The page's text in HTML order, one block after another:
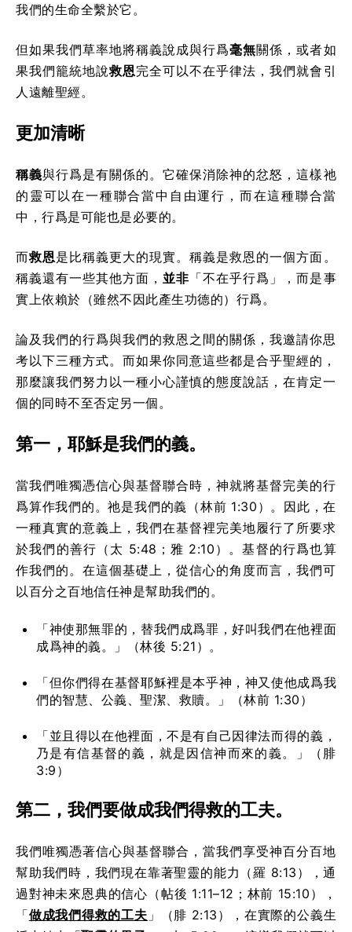
我們的生命全繫於它。
但如果我們草率地將稱義說成與行爲毫無關係，或者如
果我們籠統地說救恩完全可以不在乎律法，我們就會引
人遠離聖經。
更加清晰
稱義與行爲是有關係的。它確保消除神的忿怒，這樣祂
的靈可以在一種聯合當中自由運行，而在這種聯合當
中，行爲是可能也是必要的。
而救恩是比稱義更大的現實。稱義是救恩的一個方面。
稱義還有一些其他方面， 並非 「不在乎行爲」，而是事
實上依賴於（雖然不因此產生功德的）行爲。
論及我們的行爲與我們的救恩之間的關係，我邀請你思
考以下三種方式。而如果你同意這些都是合乎聖經的，
那麼讓我們努力以一種小心謹慎的態度說話，在肯定一
個的同時不至否定另一個。
第一，耶穌是我們的義。
當我們唯獨憑信心與基督聯合時，神就將基督完美的行
爲算作我們的。祂是我們的義（林前 1:30）。因此，在
一種真實的意義上，我們在基督裡完美地履行了所要求
於我們的善行（太 5:48；雅 2:10）。基督的行爲也算
作我們的。在這個基礎上，從信心的角度而言，我們可
以百分之百地信任神是幫助我們的。
「神使那無罪的，替我們成爲罪，好叫我們在他裡面
成爲神的義。」（林後 5:21）。
「但你們得在基督耶穌裡是本乎神，神又使他成爲我
們的智慧、公義、聖潔、救贖。」（林前 1:30）
「並且得以在他裡面，不是有自己因律法而得的義，
乃是有信基督的義，就是因信神而來的義。」（腓
3:9）
第二，我們要做成我們得救的工夫。
我們唯獨憑著信心與基督聯合，當我們享受神百分百地
幫助我們時，我們現在靠著聖靈的能力（羅 8:13），通
過對神未來恩典的信心（帖後 1:11–12；林前 15:10），
「做成我們得救的工夫 」（腓 2:13），在實際的公義生